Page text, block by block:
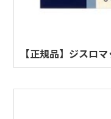
【正規品】ジスロ